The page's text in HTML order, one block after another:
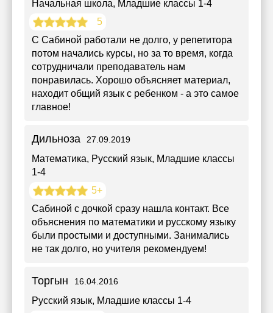
Начальная школа, Младшие классы 1-4
5
С Сабиной работали не долго, у репетитора
потом начались курсы, но за то время, когда
сотрудничали преподаватель нам
понравилась. Хорошо объясняет материал,
находит общий язык с ребенком - а это самое
главное!
Дильноза 27.09.2019
Математика, Русский язык, Младшие классы
1-4
5+
Сабиной с дочкой сразу нашла контакт. Все
объяснения по математики и русскому языку
были простыми и доступными. Занимались
не так долго, но учителя рекомендуем!
Торгын 16.04.2016
Русский язык, Младшие классы 1-4